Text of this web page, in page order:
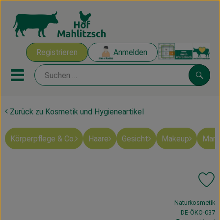
Registrieren Anmelden
Mobiles Menu öffnen oder
Ökokisten
Mahlitzscher Produkte
Zurück zu Kosmetik und Hygieneartikel
Körperpflege & Co. Haare Gesicht Makeup
, Verband:
Naturkosmetik
,DE-ÖKO-037